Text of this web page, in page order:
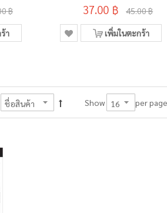
฿
า
37.00 ฿ 45.00 ฿
เพิ่มในตะกร้า
Show per page